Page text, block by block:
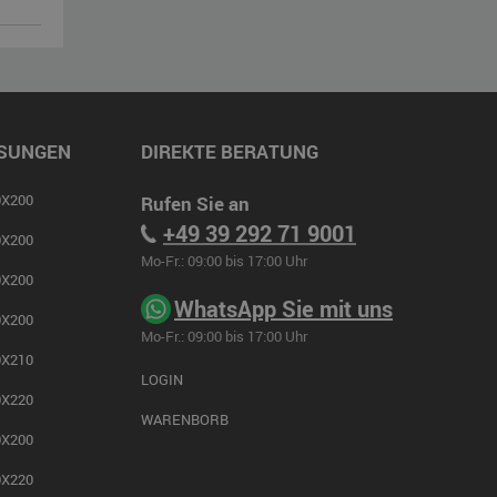
DIREKTE BERATUNG
Rufen Sie an
+49 39 292 71 9001
Mo-Fr.: 09:00 bis 17:00 Uhr
WhatsApp Sie mit uns
Mo-Fr.: 09:00 bis 17:00 Uhr
LOGIN
WARENBORB